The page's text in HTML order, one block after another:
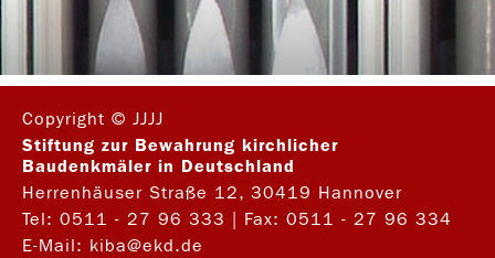
Copyright © JJJJ
Stiftung zur Bewahrung kirchlicher
Baudenkmäler in Deutschland
Herrenhäuser Straße 12, 30419 Hannover
Tel: 0511 - 27 96 333
| Fax: 0511 - 27 96 334
E-Mail: kiba@ekd.de